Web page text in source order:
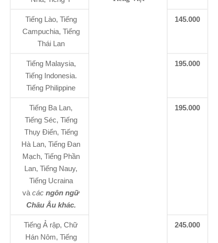
Tiếng Lào, Tiếng
Campuchia, Tiếng
Thái Lan
145.000
Tiếng Malaysia,
Tiếng Indonesia.
Tiếng Philippine
195.000
Tiếng Ba Lan,
Tiếng Séc, Tiếng
Thụy Điển, Tiếng
Hà Lan, Tiếng Đan
Mạch, Tiếng Phần
Lan, Tiếng Nauy,
Tiếng Ucraina
và các ngôn ngữ
Châu Âu khác.
195.000
Tiếng Ả rập, Chữ
Hán Nôm, Tiếng
245.000